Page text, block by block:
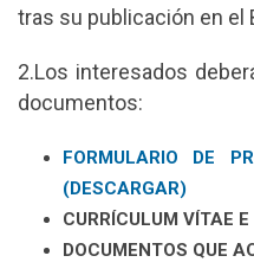
tras su publicación en el
2.Los interesados
documentos:
FORMULARIO DE
(DESCARGAR)
CURRÍCULUM VÍTAE
DOCUMENTOS QUE